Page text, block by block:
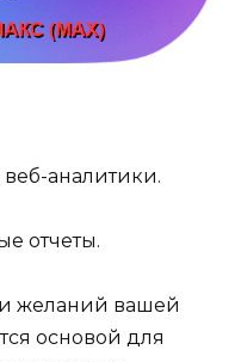
аналитики.
отчеты.
желаний вашей
основой для